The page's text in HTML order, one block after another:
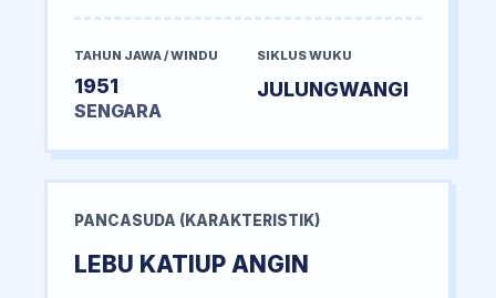
TAHUN JAWA / WINDU
1951
SENGARA
SIKLUS WUKU
JULUNGWANGI
PANCASUDA (KARAKTERISTIK)
LEBU KATIUP ANGIN